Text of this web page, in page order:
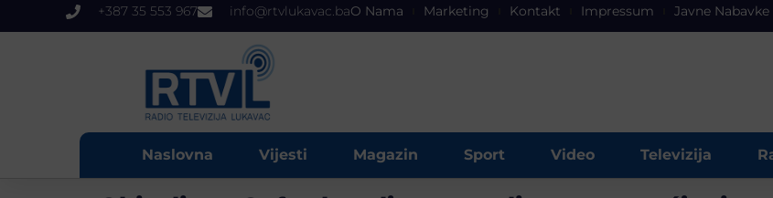
+387 35 553 967 info@rtvlukavac.baO Nama Marketing Kontakt Impressum Javne Nabavke
Naslovna Vijesti Magazin Sport Video Televizija